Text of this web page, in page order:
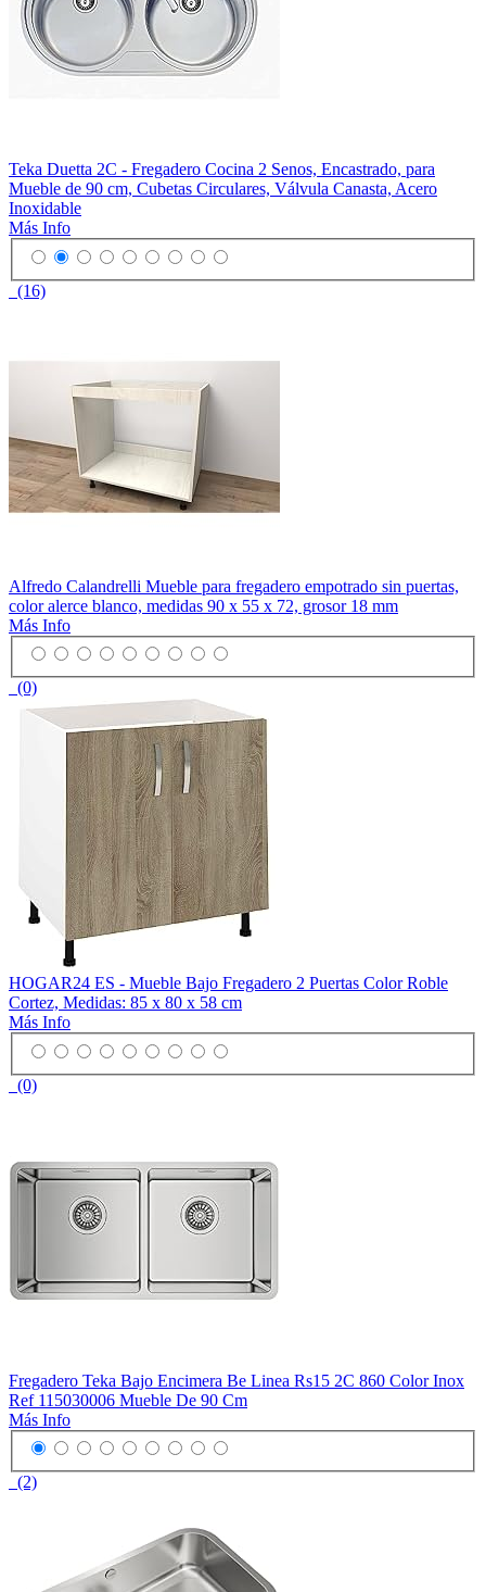
Teka Duetta 2C - Fregadero Cocina 2 Senos, Encastrado, para
Mueble de 90 cm, Cubetas Circulares, Válvula Canasta, Acero
Inoxidable
Más Info
(16)
Alfredo Calandrelli Mueble para fregadero empotrado sin puertas,
color alerce blanco, medidas 90 x 55 x 72, grosor 18 mm
Más Info
(0)
HOGAR24 ES - Mueble Bajo Fregadero 2 Puertas Color Roble
Cortez, Medidas: 85 x 80 x 58 cm
Más Info
(0)
Fregadero Teka Bajo Encimera Be Linea Rs15 2C 860 Color Inox
Ref 115030006 Mueble De 90 Cm
Más Info
(2)